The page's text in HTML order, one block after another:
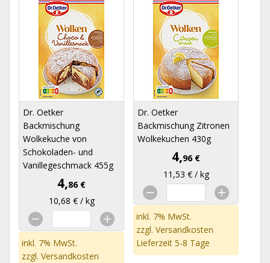
Dr. Oetker
Backmischung
Wolkekuche von
Schokoladen- und
Vanillegeschmack 455g
4,86 €
10,68 € / kg
inkl. 7% MwSt.
zzgl. Versandkosten
Dr. Oetker
Backmischung Zitronen
Wolkekuchen 430g
4,96 €
11,53 € / kg
inkl. 7% MwSt.
zzgl. Versandkosten
Lieferzeit 5-8 Tage